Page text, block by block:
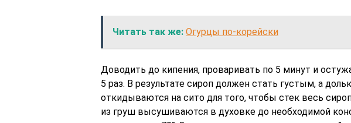
Читать так же: Огурцы по-корейски
Доводить до кипения, проваривать по 5 минут и
5 раз. В результате сироп должен стать густым, а
откидываются на сито для того, чтобы стек весь
из груш высушиваются в духовке до необходимой